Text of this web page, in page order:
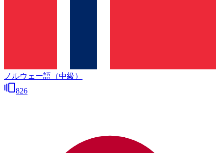
ノルウェー語（中級）
826